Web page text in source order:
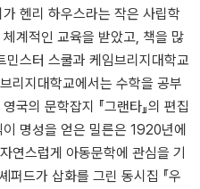
헨리 하우스라는 작은 사립학
계적인 교육을 받았고, 책을 많
스터 스쿨과 케임브리지대학교
리지대학교에서는 수학을 공부
국의 문학잡지 『그랜타』의 편집
명성을 얻은 밀른은 1920년에
연스럽게 아동문학에 관심을 기
드가 삽화를 그린 동시집 『우